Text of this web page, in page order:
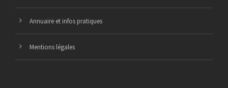
Annuaire et infos pratiques
Mentions légales